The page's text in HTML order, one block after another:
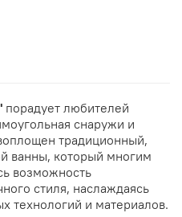
порадует любителей
снаружи и
традиционный,
ванны, который многим
возможность
стиля, наслаждаясь
технологий и материалов.